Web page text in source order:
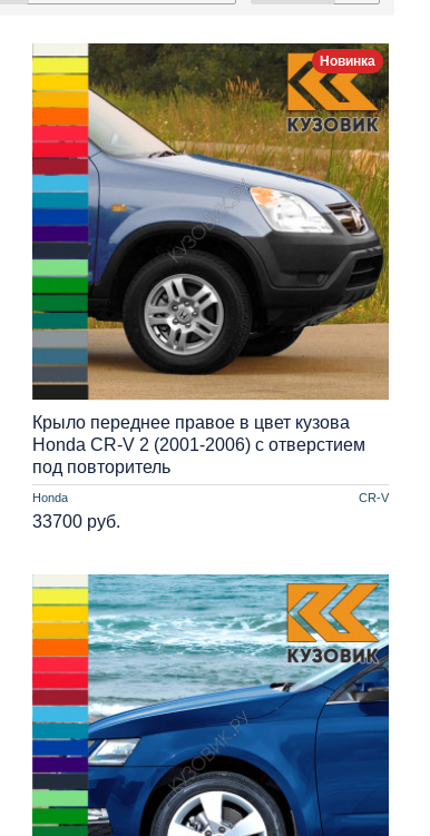
Новинка
Honda CR-V
Крыло переднее правое в цвет кузова
Honda CR-V 2 (2001-2006) с отверстием
под повторитель
33700 руб.